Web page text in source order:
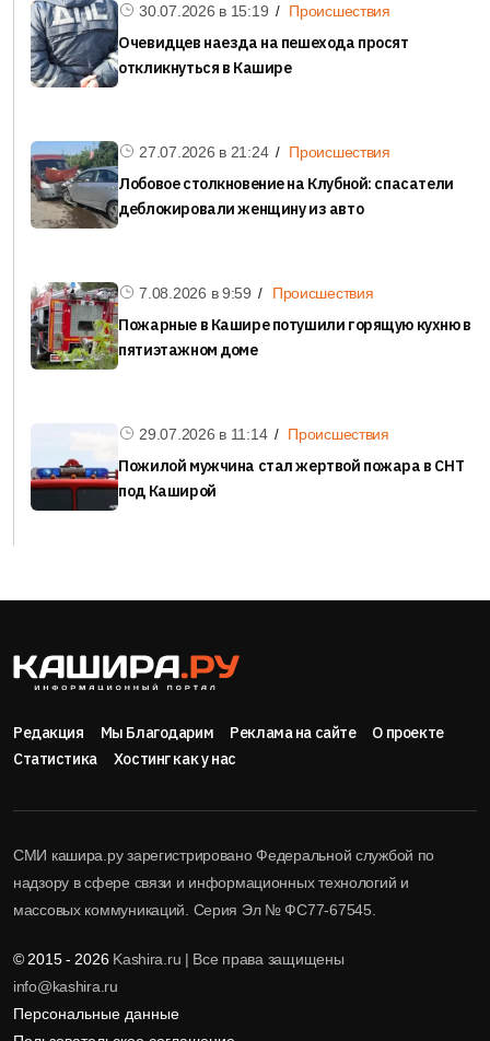
30.07.2026 в 15:19 Происшествия
Очевидцев наезда на пешехода просят
откликнуться в Кашире
27.07.2026 в 21:24 Происшествия
Лобовое столкновение на Клубной: спасатели
деблокировали женщину из авто
7.08.2026 в9:59 Происшествия
Пожарные в Кашире потушили горящую кухню в
пятиэтажном доме
29.07.2026 в 11:14 Происшествия
Пожилой мужчина стал жертвой пожара в СНТ
под Каширой
Редакция Мы Благодарим Реклама на сайте
О проекте
Статистика
Хостинг как у нас
СМИ кашира.ру зарегистрировано Федеральной службой по
надзору в сфере связи и информационных технологий и
массовых коммуникаций. Серия Эл № ФС77-67545.
© 2015 - 2026Kashira.ru | Все права защищены
info@kashira.ru
Персональные данные